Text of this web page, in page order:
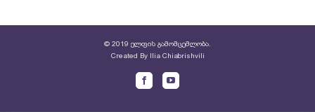
© 2019 ელფის გამომცემლობა.
Created By Ilia Chiabrishvili
FacebookYoutube